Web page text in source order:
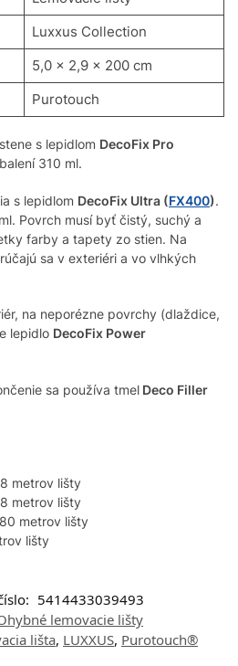
Luxxus Collection
5,0 x 2,9 x 200 cm
Purotouch
s lepidlom DecoFix Pro
310 ml.
s lepidlom DecoFix Ultra (FX400).
Povrch musí byť čistý, suchý a
farby a tapety zo stien. Na
sa v exteriéri a vo vlhkých
na neporézne povrchy (dlaždice,
lepidlo DecoFix Power
sa používa tmel Deco Filler
metrov lišty
metrov lišty
metrov lišty
lišty
5414433039493
lemovacie lišty
lišta, LUXXUS, Purotouch®